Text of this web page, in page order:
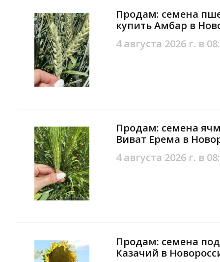
Продам: семена
купить Амбар в
4 августа 2026 г. в
Продам: семена
Виват Ерема в
4 августа 2026 г. в
Продам: семена
Казачий в